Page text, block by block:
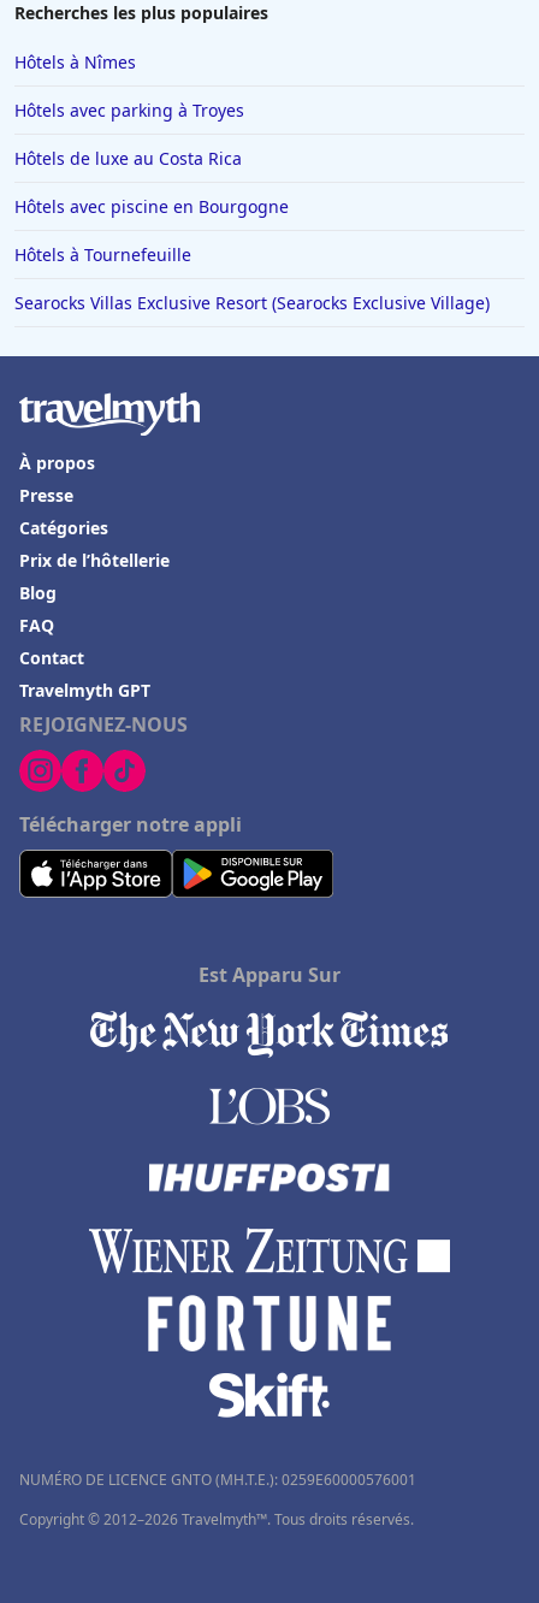
Recherches les plus populaires
Hôtels à Nîmes
Hôtels avec parking à Troyes
Hôtels de luxe au Costa Rica
Hôtels avec piscine en Bourgogne
Hôtels à Tournefeuille
Searocks Villas Exclusive Resort (Searocks Exclusive Village)
REJOIGNEZ-NOUS
Télécharger notre appli
À propos
Presse
Catégories
Prix de l’hôtellerie
Blog
FAQ
Contact
Travelmyth GPT
Est Apparu Sur
NUMÉRO DE LICENCE GNTO (MH.T.E.): 0259Ε60000576001
Copyright © 2012–2026 Travelmyth™. Tous droits réservés.